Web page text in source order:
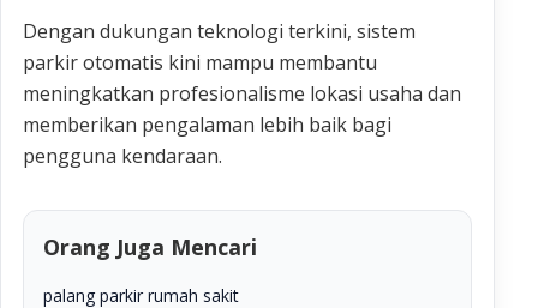
Dengan dukungan teknologi terkini, sistem
parkir otomatis kini mampu membantu
meningkatkan profesionalisme lokasi usaha dan
memberikan pengalaman lebih baik bagi
pengguna kendaraan.
Orang Juga Mencari
palang parkir rumah sakit